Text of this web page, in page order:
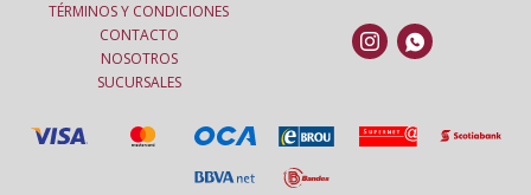
 
TÉRMINOS Y CONDICIONES
CONTACTO
NOSOTROS
SUCURSALES